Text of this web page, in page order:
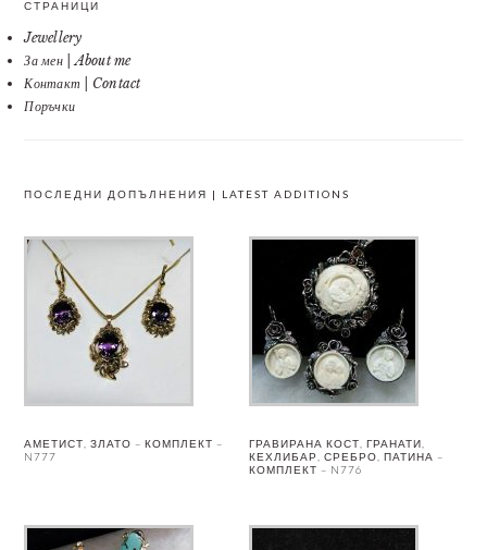
СТРАНИЦИ
Jewellery
За мен | About me
Контакт | Contact
Поръчки
ПОСЛЕДНИ ДОПЪЛНЕНИЯ | LATEST ADDITIONS
АМЕТИСТ, ЗЛАТО – КОМПЛЕКТ –
N777
ГРАВИРАНА КОСТ, ГРАНАТИ,
КЕХЛИБАР, СРЕБРО, ПАТИНА –
КОМПЛЕКТ – N776